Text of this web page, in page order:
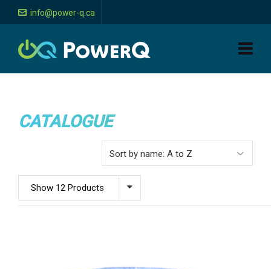
info@power-q.ca
CATALOGUE
Show 12 Products